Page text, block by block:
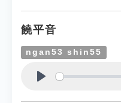
饒平音
ngan53 shin55